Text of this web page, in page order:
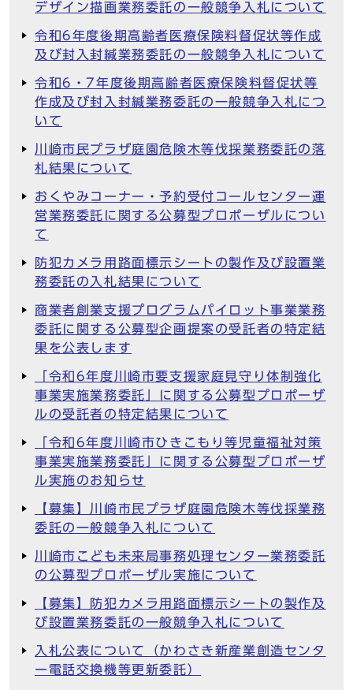
デザイン描画業務委託の一般競争入札について
令和6年度後期高齢者医療保険料督促状等作成
及び封入封緘業務委託の一般競争入札について
令和6・7年度後期高齢者医療保険料督促状等
作成及び封入封緘業務委託の一般競争入札につ
いて
川崎市民プラザ庭園危険木等伐採業務委託の落
札結果について
おくやみコーナー・予約受付コールセンター運
営業務委託に関する公募型プロポーザルについ
て
防犯カメラ用路面標示シートの製作及び設置業
務委託の入札結果について
商業者創業支援プログラムパイロット事業業務
委託に関する公募型企画提案の受託者の特定結
果を公表します
「令和6年度川崎市要支援家庭見守り体制強化
事業実施業務委託」に関する公募型プロポーザ
ルの受託者の特定結果について
「令和6年度川崎市ひきこもり等児童福祉対策
事業実施業務委託」に関する公募型プロポーザ
ル実施のお知らせ
【募集】川崎市民プラザ庭園危険木等伐採業務
委託の一般競争入札について
川崎市こども未来局事務処理センター業務委託
の公募型プロポーザル実施について
【募集】防犯カメラ用路面標示シートの製作及
び設置業務委託の一般競争入札について
入札公表について（かわさき新産業創造センタ
ー電話交換機等更新委託）